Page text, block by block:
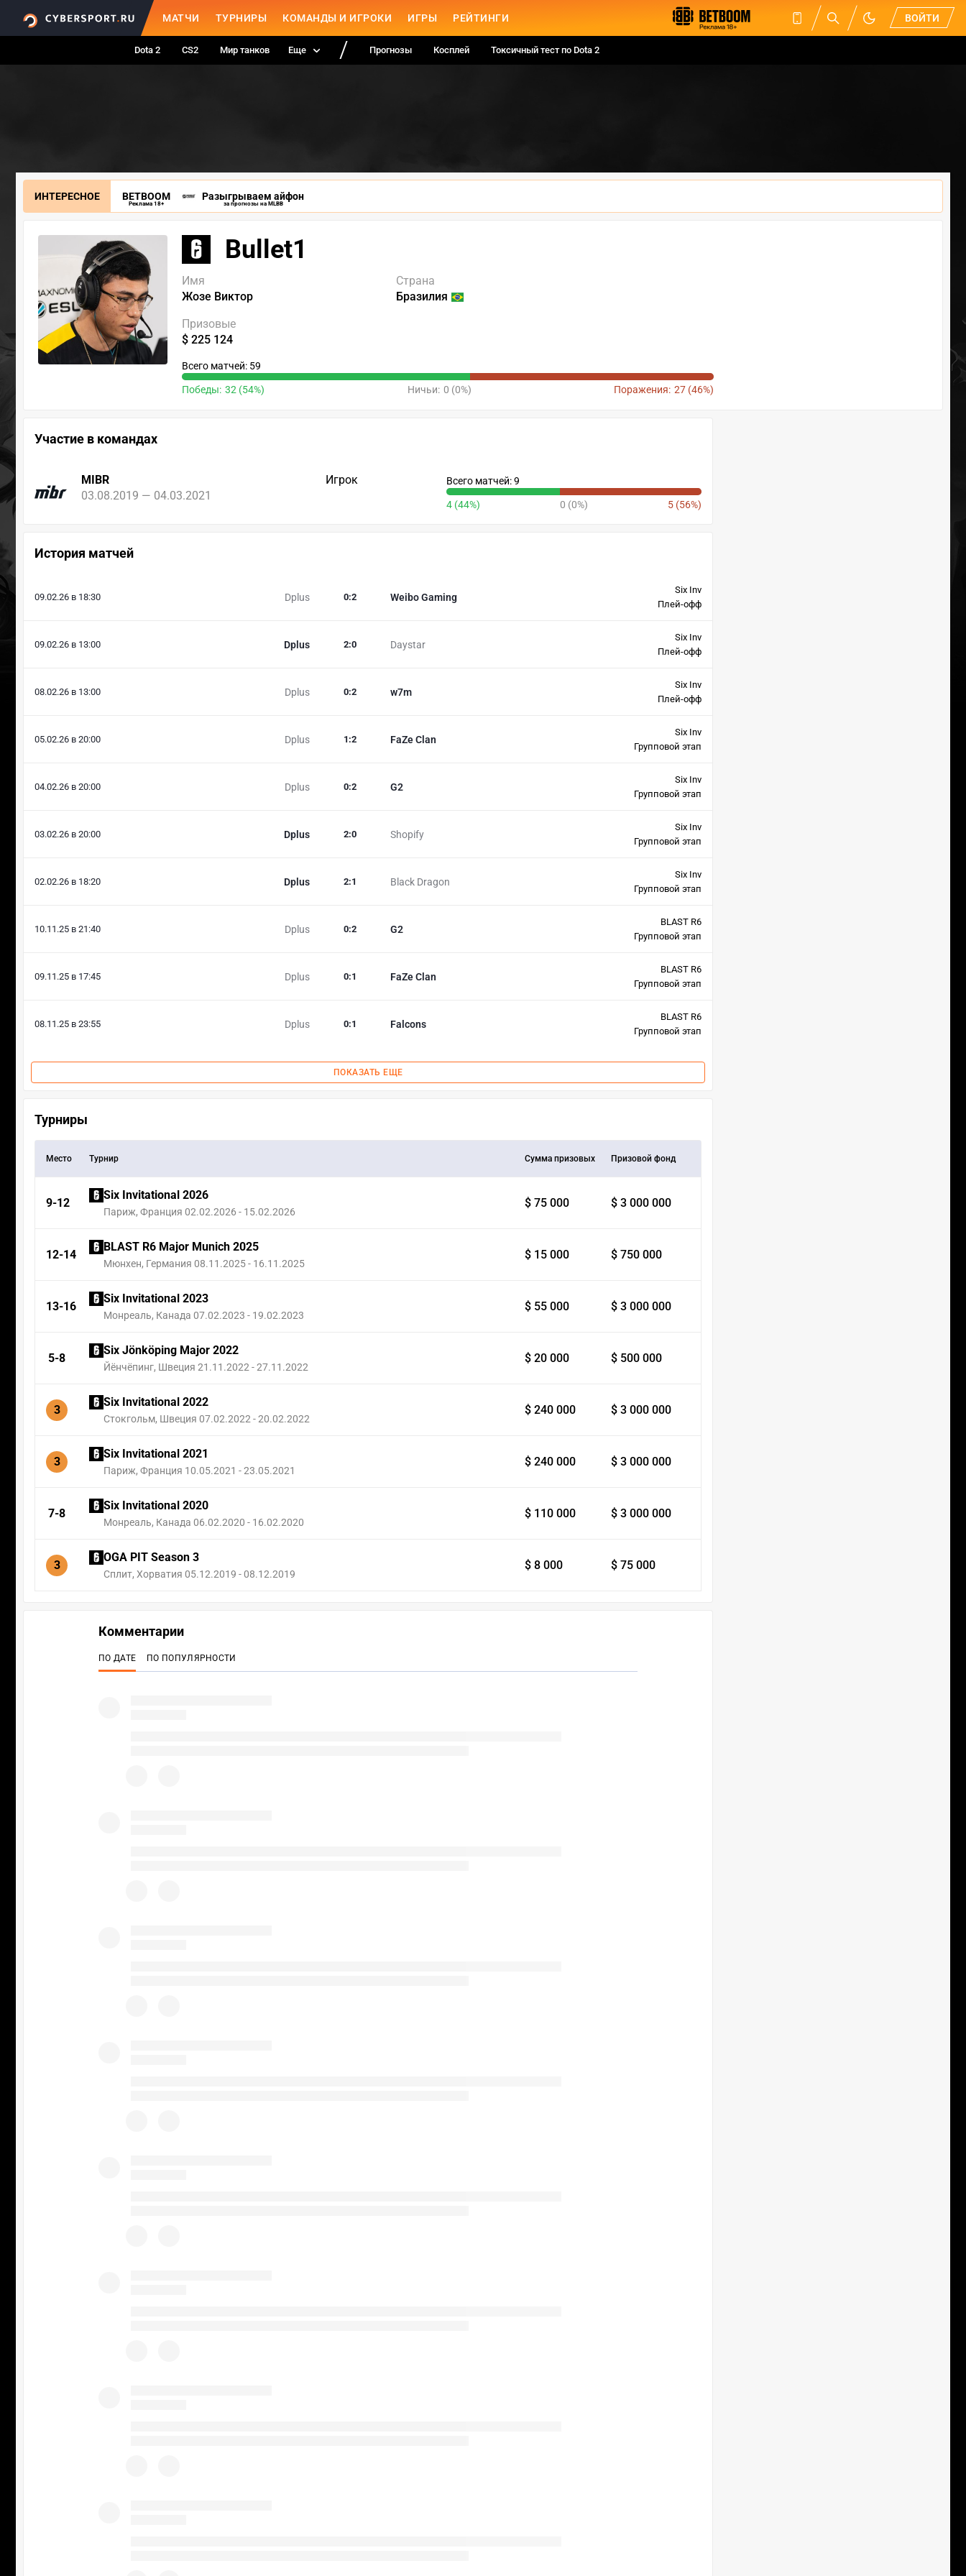
МАТЧИ ТУРНИРЫ КОМАНДЫ И ИГРОКИ ИГРЫ РЕЙТИНГИ ВОЙТИ
Dota 2 CS2 Мир танков Еще Прогнозы Косплей Токсичный тест по Dota 2
ИНТЕРЕСНОЕ BETBOOM
Реклама 18+
Разыгрываем айфон
за прогнозы на MLBB
Bullet1
Имя
Жозе Виктор
Страна
Бразилия
Призовые
$ 225 124
Всего матчей: 59
Победы: 32 (54%) Ничьи: 0 (0%) Поражения: 27 (46%)
Участие в командах
MIBR
03.08.2019 — 04.03.2021
Игрок Всего матчей: 9
4 (44%) 0 (0%) 5 (56%)
История матчей
09.02.26 в 18:30 Dplus Weibo Gaming
0:2
Six Inv
Плей-офф
09.02.26 в 13:00 Dplus Daystar
2:0
Six Inv
Плей-офф
08.02.26 в 13:00 Dplus w7m
0:2
Six Inv
Плей-офф
05.02.26 в 20:00 Dplus FaZe Clan
1 :2
Six Inv
Групповой этап
04.02.26 в 20:00 Dplus G2
0:2
Six Inv
Групповой этап
03.02.26 в 20:00 Dplus Shopify
2:0
Six Inv
Групповой этап
02.02.26 в 18:20 Dplus Black Dragon
2:1
Six Inv
Групповой этап
10.11.25 в 21:40 Dplus G2
0:2
BLAST R6
Групповой этап
09.11.25 в 17:45 Dplus FaZe Clan
0:1
BLAST R6
Групповой этап
08.11.25 в 23:55 Dplus Falcons
0:1
BLAST R6
Групповой этап
ПОКАЗАТЬ ЕЩЕ
Турниры
Место Турнир Сумма призовых Призовой фонд
9-12
Six Invitational 2026
Париж, Франция 02.02.2026 - 15.02.2026
$ 75 000 $ 3 000 000
12-14
BLAST R6 Major Munich 2025
Мюнхен, Германия 08.11.2025 - 16.11.2025
$ 15 000 $ 750 000
13-16
Six Invitational 2023
Монреаль, Канада 07.02.2023 - 19.02.2023
$ 55 000 $ 3 000 000
5-8
Six Jönköping Major 2022
Йёнчёпинг, Швеция 21.11.2022 - 27.11.2022
$ 20 000 $ 500 000
3
Six Invitational 2022
Стокгольм, Швеция 07.02.2022 - 20.02.2022
$ 240 000 $ 3 000 000
3
Six Invitational 2021
Париж, Франция 10.05.2021 - 23.05.2021
$ 240 000 $ 3 000 000
7-8
Six Invitational 2020
Монреаль, Канада 06.02.2020 - 16.02.2020
$ 110 000 $ 3 000 000
3
OGA PIT Season 3
Сплит, Хорватия 05.12.2019 - 08.12.2019
$ 8 000 $ 75 000
Комментарии
ПО ДАТЕ ПО ПОПУЛЯРНОСТИ